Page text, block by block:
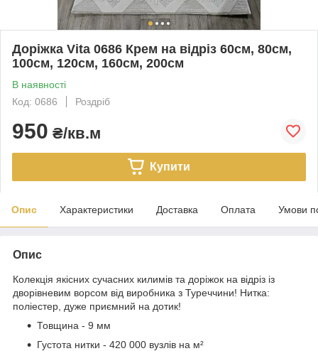
Доріжка Vita 0686 Крем на відріз 60см, 80см,
100см, 120см, 160см, 200см
В наявності
Код: 0686
Роздріб
950 ₴/кв.м
Купити
Опис Характеристики Доставка Оплата Умови
Опис
Колекція якісних сучасних килимів та доріжок на відріз із
дворівневим ворсом від виробника з Туреччини! Нитка:
поліестер, дуже приємний на дотик!
Товщина - 9 мм
Густота нитки - 420 000 вузлів на м²